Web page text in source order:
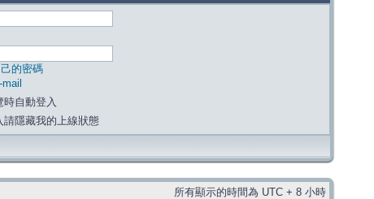
的密碼
時自動登入
請隱藏我的上線狀態
所有顯示的時間為 UTC + 8 小時